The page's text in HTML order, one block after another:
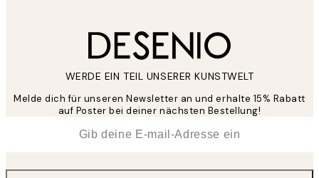
WERDE EIN TEIL UNSERER KUNSTWELT
Melde dich für unseren Newsletter an und erhalte 15% Rabatt
auf Poster bei deiner nächsten Bestellung!